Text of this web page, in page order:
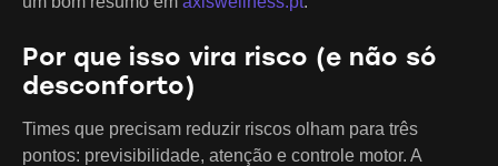
Por que isso vira risco (e não só
desconforto)
Times que precisam reduzir riscos olham para três
pontos: previsibilidade, atenção e controle motor. A